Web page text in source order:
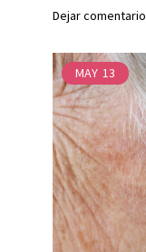
Dejar comentario
MAY 13